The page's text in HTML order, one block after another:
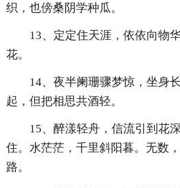
织，也傍桑阴学种瓜。
13、定定住天涯，依依向物
花。
14、夜半阑珊骤梦惊，坐身
起，但把相思共酒轻。
15、醉漾轻舟，信流引到花
住。水茫茫，千里斜阳暮。无数
路。